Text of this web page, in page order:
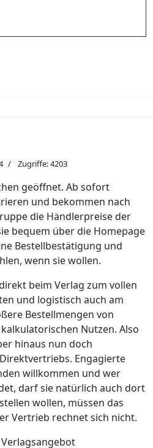
Zugriffe: 4203
geöffnet. Ab sofort
und bekommen nach
die Händlerpreise der
bequem über die Homepage
Bestellbestätigung und
wenn sie wollen.
beim Verlag zum vollen
und logistisch auch am
Bestellmengen von
Nutzen. Also
hinaus nun doch
Engagierte
willkommen und wer
darf sie natürlich auch dort
wollen, müssen das
Vertrieb rechnet sich nicht.